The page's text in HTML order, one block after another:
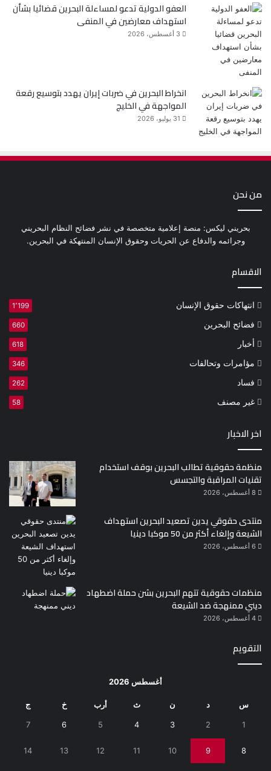
العفو الدولية تدعو لمساءلة البحرين قضائيا بشأن
استهداف معارضين في المنفى
3 أغسطس، 2026
انخراط البحرين في ضربات إيران يهدد بتوسيع رقعة
المواجهة في الخليج
31 يوليو، 2026
من نحن
بحريني ليكس: منصة إعلامية متخصصة في نشر فضائح النظام البحريني
وجرائمه والدفاع عن الحريات وحقوق الإنسان المنتهكة في البحرين.
الاقسام
انتهاكات حقوق الإنسان 1٬199
فضائح البحرين 660
أخبار 618
مؤامرات وتحالفات 346
فساد 262
غير مصنف 58
اخر الاخبار
منظمة حقوقية تطالب البحرين بوقف استخدام
تقنيات المراقبة والتجسس
8 أغسطس، 2026
منتدى حقوقي يدين تصعيد البحرين استهداف
الشيعة وإلغاء أكثر من 50 موكبا دينيا
6 أغسطس، 2026
منظمات حقوقية تتهم البحرين بشن حملة اضطهاد
ديني ممنهجة ضد الشيعة
4 أغسطس، 2026
التقويم
أغسطس 2026
س د ن ث أرب خ ج
1
2
3
4
5
6
7
8
9
10
11
12
13
14